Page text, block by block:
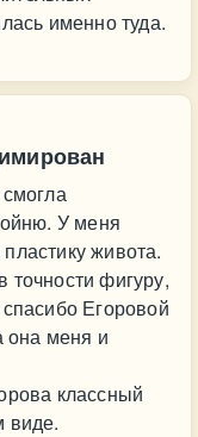
именно туда.
У меня
живота.
точности фигуру,
Егоровой
меня и
классный
виде.